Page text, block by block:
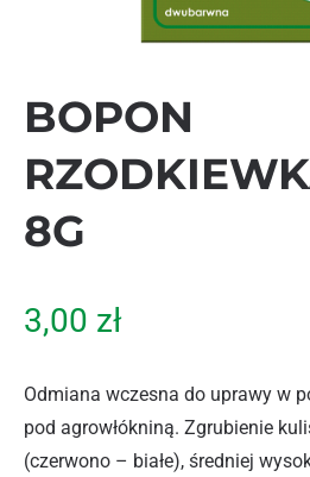
BOPON
8G
3,00 zł
Odmiana wczesna do uprawy w
pod agrowłókniną. Zgrubienie
(czerwono – białe), średniej